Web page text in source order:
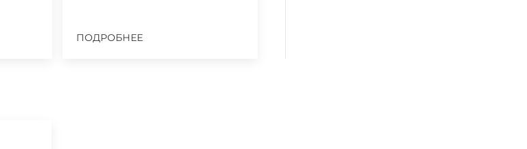
ПОДРОБНЕЕ